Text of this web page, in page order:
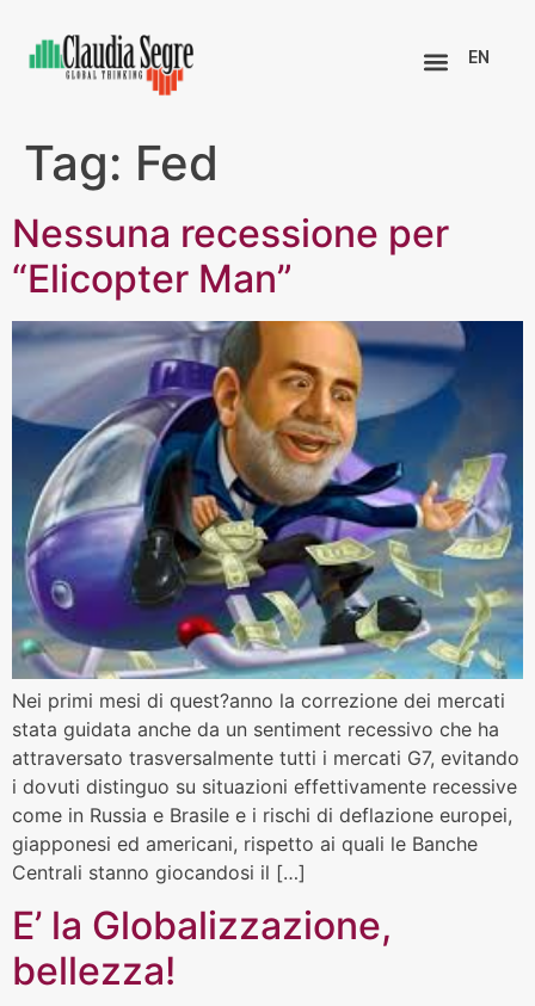
EN
Tag: Fed
Nessuna recessione per
“Elicopter Man”
Nei primi mesi di quest?anno la correzione dei mercati
stata guidata anche da un sentiment recessivo che ha
attraversato trasversalmente tutti i mercati G7, evitando
i dovuti distinguo su situazioni effettivamente recessive
come in Russia e Brasile e i rischi di deflazione europei,
giapponesi ed americani, rispetto ai quali le Banche
Centrali stanno giocandosi il […]
E’ la Globalizzazione,
bellezza!